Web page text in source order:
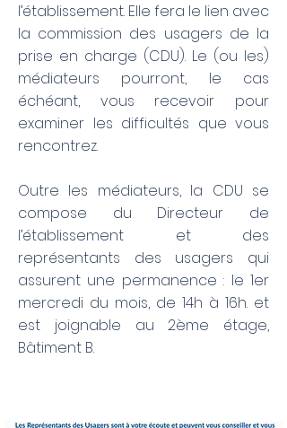
l’établissement. Elle fera le lien avec
la commission des usagers de la
prise en charge (CDU). Le (ou les)
médiateurs pourront, le cas
échéant, vous recevoir pour
examiner les difficultés que vous
rencontrez.
Outre les médiateurs, la CDU se
compose du Directeur de
l’établissement et des
représentants des usagers qui
assurent une permanence : le 1er
mercredi du mois, de 14h à 16h. et
est joignable au 2ème étage,
Bâtiment B.